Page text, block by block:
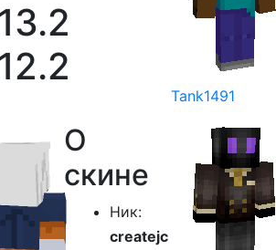
О
скине
Ник:
createjc
Tank1491